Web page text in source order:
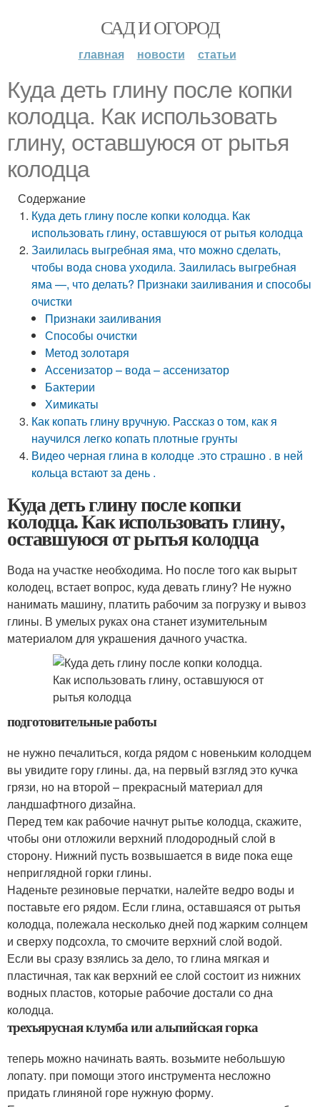
САД И ОГОРОД
главная новости статьи
Куда деть глину после копки
колодца. Как использовать
глину, оставшуюся от рытья
колодца
Содержание
Куда деть глину после копки колодца. Как
использовать глину, оставшуюся от рытья колодца
Заилилась выгребная яма, что можно сделать,
чтобы вода снова уходила. Заилилась выгребная
яма —, что делать? Признаки заиливания и способы
очистки
Признаки заиливания
Способы очистки
Метод золотаря
Ассенизатор – вода – ассенизатор
Бактерии
Химикаты
Как копать глину вручную. Рассказ о том, как я
научился легко копать плотные грунты
Видео черная глина в колодце .это страшно . в ней
кольца встают за день .
Куда деть глину после копки
колодца. Как использовать глину,
оставшуюся от рытья колодца
Вода на участке необходима. Но после того как вырыт
колодец, встает вопрос, куда девать глину? Не нужно
нанимать машину, платить рабочим за погрузку и вывоз
глины. В умелых руках она станет изумительным
материалом для украшения дачного участка.
подготовительные работы
не нужно печалиться, когда рядом с новеньким колодцем
вы увидите гору глины. да, на первый взгляд это кучка
грязи, но на второй – прекрасный материал для
ландшафтного дизайна.
Перед тем как рабочие начнут рытье колодца, скажите,
чтобы они отложили верхний плодородный слой в
сторону. Нижний пусть возвышается в виде пока еще
неприглядной горки глины.
Наденьте резиновые перчатки, налейте ведро воды и
поставьте его рядом. Если глина, оставшаяся от рытья
колодца, полежала несколько дней под жарким солнцем
и сверху подсохла, то смочите верхний слой водой.
Если вы сразу взялись за дело, то глина мягкая и
пластичная, так как верхний ее слой состоит из нижних
водных пластов, которые рабочие достали со дна
колодца.
трехъярусная клумба или альпийская горка
теперь можно начинать ваять. возьмите небольшую
лопату. при помощи этого инструмента несложно
придать глиняной горе нужную форму.